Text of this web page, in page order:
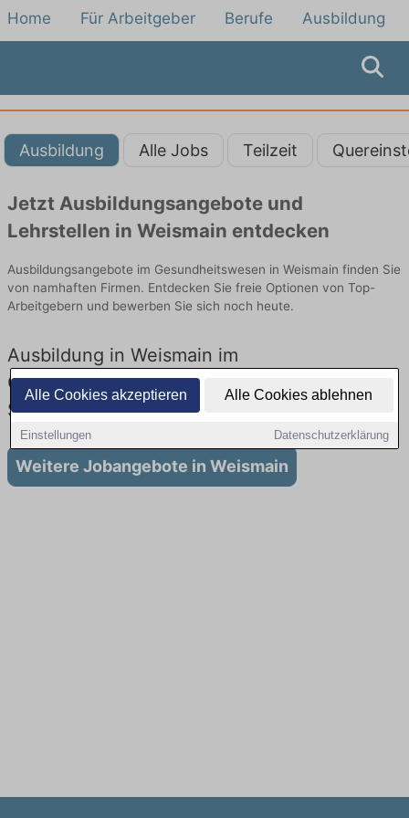
Alle Cookies akzeptieren Alle Cookies ablehnen
Einstellungen Datenschutzerklärung
Home Für Arbeitgeber Berufe Ausbildung
Ausbildung Alle Jobs Teilzeit
Jetzt Ausbildungsangebote und
Lehrstellen in Weismain entdecken
Ausbildungsangebote im Gesundheitswesen in Weismain finden Sie
von namhaften Firmen. Entdecken Sie freie Optionen von Top-
Arbeitgebern und bewerben Sie sich noch heute.
Ausbildung in Weismain im
Gesundheitswesen: Aktuell gibt es keine
Stellenangebote für Ausbildung in Weismain
Weitere Jobangebote in Weismain